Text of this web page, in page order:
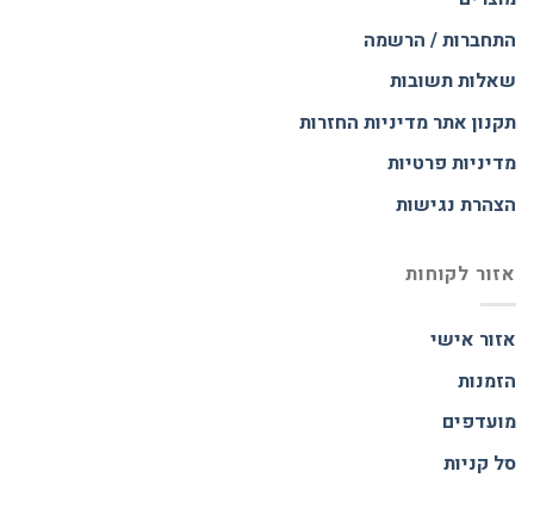
התחברות / הרשמה
שאלות תשובות
תקנון אתרמדיניות החזרות
מדיניות פרטיות
הצהרת נגישות
אזור לקוחות
אזור אישי
הזמנות
מועדפים
סל קניות